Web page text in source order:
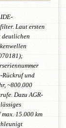
Laut ersten
deutlichen
Rückruf und
~800.000
Dazu AGR-
15.000 km